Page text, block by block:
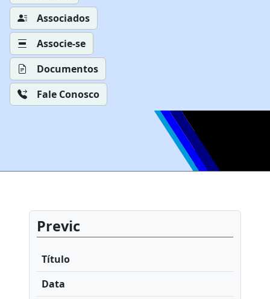
Associados
Associe-se
Documentos
Fale Conosco
Previc
Título
Data